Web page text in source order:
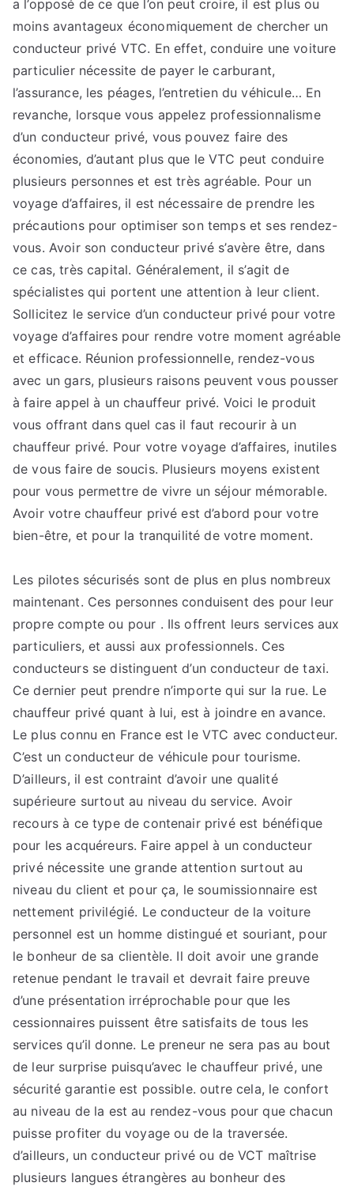
a l’opposé de ce que l’on peut croire, il est plus ou
moins avantageux économiquement de chercher un
conducteur privé VTC. En effet, conduire une voiture
particulier nécessite de payer le carburant,
l’assurance, les péages, l’entretien du véhicule… En
revanche, lorsque vous appelez professionnalisme
d’un conducteur privé, vous pouvez faire des
économies, d’autant plus que le VTC peut conduire
plusieurs personnes et est très agréable. Pour un
voyage d’affaires, il est nécessaire de prendre les
précautions pour optimiser son temps et ses rendez-
vous. Avoir son conducteur privé s’avère être, dans
ce cas, très capital. Généralement, il s’agit de
spécialistes qui portent une attention à leur client.
Sollicitez le service d’un conducteur privé pour votre
voyage d’affaires pour rendre votre moment agréable
et efficace. Réunion professionnelle, rendez-vous
avec un gars, plusieurs raisons peuvent vous pousser
à faire appel à un chauffeur privé. Voici le produit
vous offrant dans quel cas il faut recourir à un
chauffeur privé. Pour votre voyage d’affaires, inutiles
de vous faire de soucis. Plusieurs moyens existent
pour vous permettre de vivre un séjour mémorable.
Avoir votre chauffeur privé est d’abord pour votre
bien-être, et pour la tranquilité de votre moment.
Les pilotes sécurisés sont de plus en plus nombreux
maintenant. Ces personnes conduisent des pour leur
propre compte ou pour . Ils offrent leurs services aux
particuliers, et aussi aux professionnels. Ces
conducteurs se distinguent d’un conducteur de taxi.
Ce dernier peut prendre n’importe qui sur la rue. Le
chauffeur privé quant à lui, est à joindre en avance.
Le plus connu en France est le VTC avec conducteur.
C’est un conducteur de véhicule pour tourisme.
D’ailleurs, il est contraint d’avoir une qualité
supérieure surtout au niveau du service. Avoir
recours à ce type de contenair privé est bénéfique
pour les acquéreurs. Faire appel à un conducteur
privé nécessite une grande attention surtout au
niveau du client et pour ça, le soumissionnaire est
nettement privilégié. Le conducteur de la voiture
personnel est un homme distingué et souriant, pour
le bonheur de sa clientèle. Il doit avoir une grande
retenue pendant le travail et devrait faire preuve
d’une présentation irréprochable pour que les
cessionnaires puissent être satisfaits de tous les
services qu’il donne. Le preneur ne sera pas au bout
de leur surprise puisqu’avec le chauffeur privé, une
sécurité garantie est possible. outre cela, le confort
au niveau de la est au rendez-vous pour que chacun
puisse profiter du voyage ou de la traversée.
d’ailleurs, un conducteur privé ou de VCT maîtrise
plusieurs langues étrangères au bonheur des